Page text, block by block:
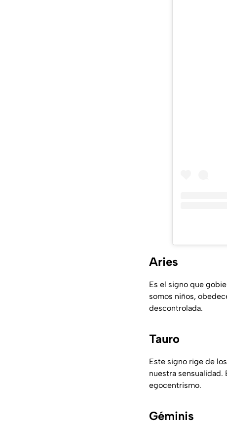
Aries
Es el signo que
somos niños,
descontrolada.
Tauro
Este signo rige de
nuestra sensualidad.
egocentrismo.
Géminis